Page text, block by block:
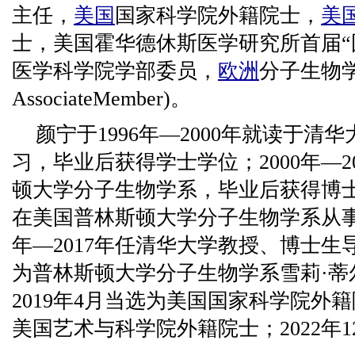
主任， 美国 国家科学院外籍院士， 美
士，美国霍华德休斯医学研究所首届
医学科学院学部委员， 欧洲分子生物
AssociateMember)。
颜宁于1996年—2000年就读于清华
习，毕业后获得学士学位；2000年
顿大学分子生物学系，毕业后获得博
在美国普林斯顿大学分子生物学系从
年—2017年任清华大学教授、博士生
为普林斯顿大学分子生物学系雪莉·
2019年4月当选为美国国家科学院外
美国艺术与科学院外籍院士；2022年